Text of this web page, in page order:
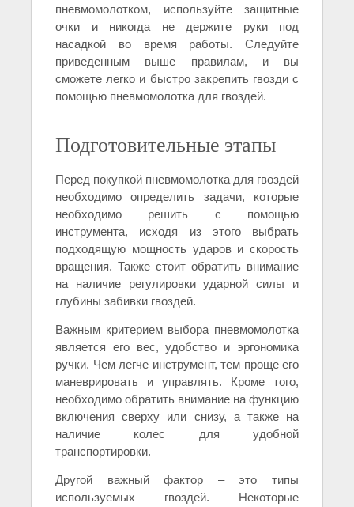
пневмомолотком, используйте защитные
очки и никогда не держите руки под
насадкой во время работы. Следуйте
приведенным выше правилам, и вы
сможете легко и быстро закрепить гвозди с
помощью пневмомолотка для гвоздей.
Подготовительные этапы
Перед покупкой пневмомолотка для гвоздей
необходимо определить задачи, которые
необходимо решить с помощью
инструмента, исходя из этого выбрать
подходящую мощность ударов и скорость
вращения. Также стоит обратить внимание
на наличие регулировки ударной силы и
глубины забивки гвоздей.
Важным критерием выбора пневмомолотка
является его вес, удобство и эргономика
ручки. Чем легче инструмент, тем проще его
маневрировать и управлять. Кроме того,
необходимо обратить внимание на функцию
включения сверху или снизу, а также на
наличие колес для удобной
транспортировки.
Другой важный фактор – это типы
используемых гвоздей. Некоторые